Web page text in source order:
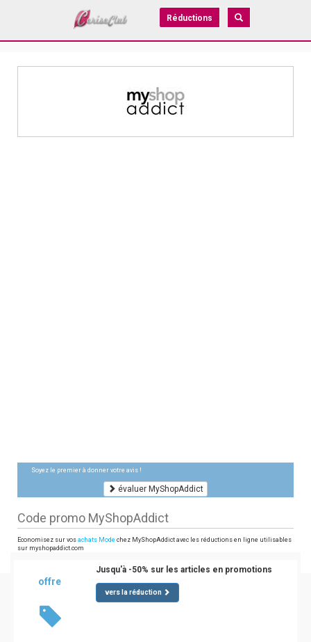
Réductions
Soyez le premier à donner votre avis !
évaluer MyShopAddict
Code promo MyShopAddict
Economisez sur vos achats Mode chez MyShopAddict avec les réductions en ligne utilisables
sur myshopaddict.com
offre
Jusqu'à -50% sur les articles en promotions
vers la réduction